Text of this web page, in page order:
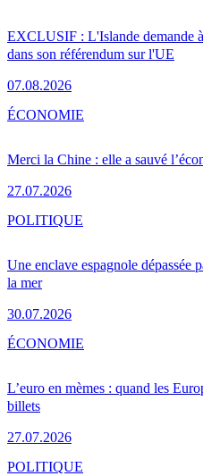
EXCLUSIF : L'Islande demande
dans son référendum sur l'UE
07.08.2026
Merci la Chine : elle a sauvé
27.07.2026
ÉCONOMIE
Une enclave espagnole
la mer
30.07.2026
POLITIQUE
L’euro en mèmes : quand les
billets
27.07.2026
ÉCONOMIE
POLITIQUE